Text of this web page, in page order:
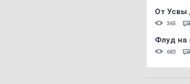
От Усвы
365
Флуд на
683